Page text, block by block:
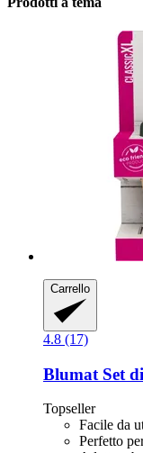
Carrello
4.8 (17)
Blumat Set
Topseller
Facile da
Perfetto